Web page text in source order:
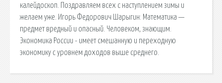
калейдоскоп. Поздравляем всех с наступлением зимы и
желаем уже. Игорь Федорович Шарыгин: Математика —
предмет вредный и опасный. Человеком, знающим.
Экономика России - имеет смешанную и переходную
экономику с уровнем доходов выше среднего.